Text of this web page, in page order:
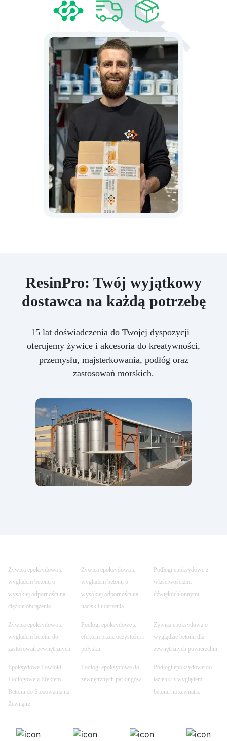
ResinPro: Twój wyjątkowy
dostawca na każdą potrzebę
15 lat doświadczenia do Twojej dyspozycji –
oferujemy żywice i akcesoria do kreatywności,
przemysłu, majsterkowania, podłóg oraz
zastosowań morskich.
Żywica epoksydowa z
wyglądem betonu o
wysokiej odporności na
ciężkie obciążenia
Żywica epoksydowa z
wyglądem betonu o
wysokiej odporności na
nacisk i uderzenia
Podłogi epoksydowe z
właściwościami
dźwiękochłonnymi
Żywica epoksydowa z
wyglądem betonu do
zastosowań zewnętrznych
Podłogi epoksydowe z
efektem przezroczystości i
połysku
Żywica epoksydowa o
wyglądzie betonu dla
zewnętrznych powierzchni
Epoksydowe Powłoki
Podłogowe z Efektem
Betonu do Stosowania na
Zewnątrz
Podłogi epoksydowe do
zewnętrznych parkingów
Podłogi epoksydowe do
łazienki z wyglądem
betonu na zewnątrz